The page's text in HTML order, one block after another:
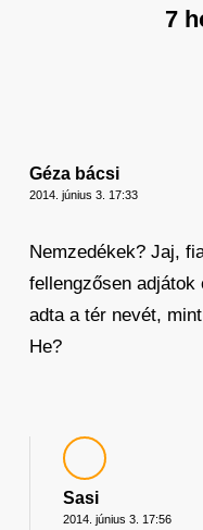
7
Géza bácsi
2014. június 3. 17:33
Nemzedékek? Jaj,
fellengzősen
adta a tér nevét,
He?
Sasi
2014. június 3. 17:56